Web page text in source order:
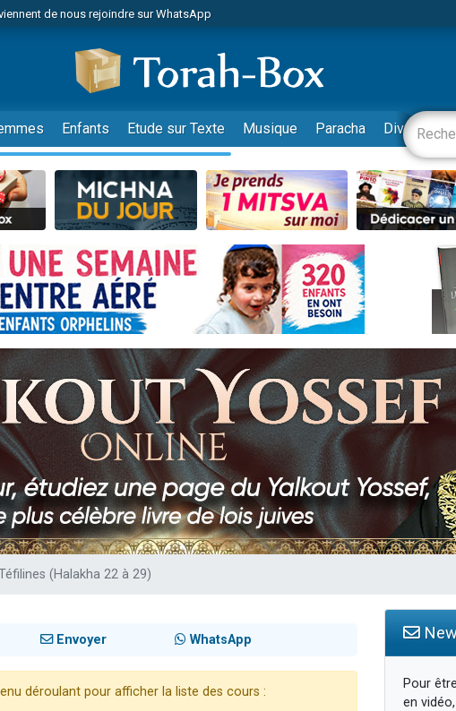
de nous rejoindre sur WhatsApp
donner son Maasser
viennent de faire un don pour 5 jours de vacances aux Orphelins
viennent de faire un don pour Diane, 80 ans, dans un appartement insalubre
viennent de demander une bénédiction
de nous rejoindre sur WhatsApp
viennent de faire un don pour Sauvez la jambe de Yohan
places pour étudier en groupe sur Zoom
musiques dans Torah-Box Music
de nous rejoindre sur WhatsApp
de nous rejoindre sur WhatsApp
de nous rejoindre sur WhatsApp
musiques dans Torah-Box Music
viennent de faire un don pour Tsédaka : pauvres d'Israel
radio : Visions de grandeur n°104 : Le Chabbath et le Birkat Hamazone à travers le
viennent de demander une bénédiction
son Maasser
places pour étudier en groupe sur Zoom
son Maasser
Enfants Etude sur Texte Musique Paracha
(Halakha 22 à 29)
Envoyer WhatsApp
déroulant pour afficher la liste des cours :
Pour
en